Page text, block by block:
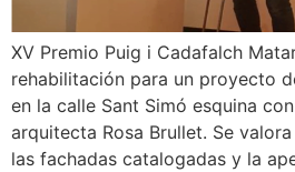
XV Premio Puig i Cadafalch
rehabilitación para un proyecto
en la calle Sant Simó esquina
arquitecta Rosa Brullet. Se
las fachadas catalogadas y la